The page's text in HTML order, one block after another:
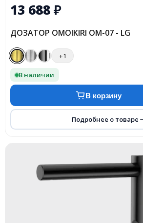
13 688₽
ДОЗАТОР OMOIKIRI OM-07 - LG
+1
В наличии
В корзину
Подробнее о товаре